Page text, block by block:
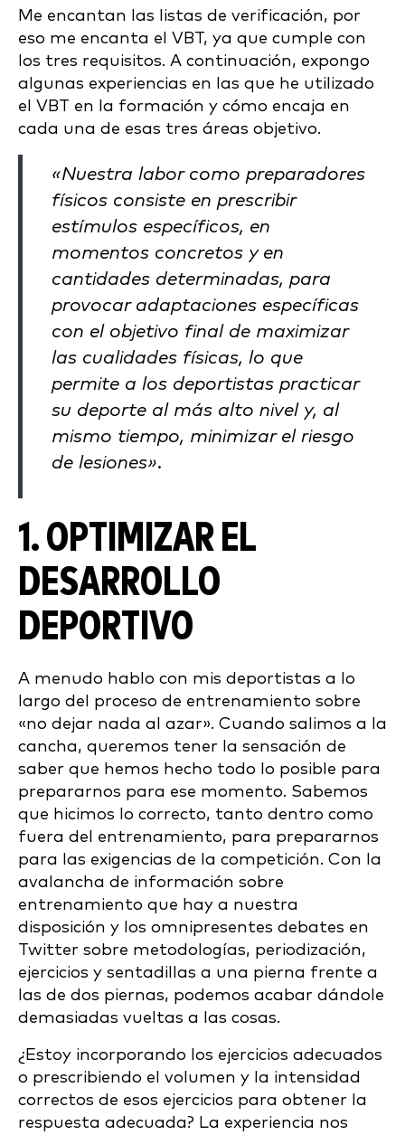
Me encantan las listas de verificación, por
eso me encanta el VBT, ya que cumple con
los tres requisitos. A continuación, expongo
algunas experiencias en las que he utilizado
el VBT en la formación y cómo encaja en
cada una de esas tres áreas objetivo.
«Nuestra labor como preparadores
físicos consiste en prescribir
estímulos específicos, en
momentos concretos y en
cantidades determinadas, para
provocar adaptaciones específicas
con el objetivo final de maximizar
las cualidades físicas, lo que
permite a los deportistas practicar
su deporte al más alto nivel y, al
mismo tiempo, minimizar el riesgo
de lesiones».
1. OPTIMIZAR EL
DESARROLLO
DEPORTIVO
A menudo hablo con mis deportistas a lo
largo del proceso de entrenamiento sobre
«no dejar nada al azar». Cuando salimos a la
cancha, queremos tener la sensación de
saber que hemos hecho todo lo posible para
prepararnos para ese momento. Sabemos
que hicimos lo correcto, tanto dentro como
fuera del entrenamiento, para prepararnos
para las exigencias de la competición. Con la
avalancha de información sobre
entrenamiento que hay a nuestra
disposición y los omnipresentes debates en
Twitter sobre metodologías, periodización,
ejercicios y sentadillas a una pierna frente a
las de dos piernas, podemos acabar dándole
demasiadas vueltas a las cosas.
¿Estoy incorporando los ejercicios adecuados
o prescribiendo el volumen y la intensidad
correctos de esos ejercicios para obtener la
respuesta adecuada? La experiencia nos